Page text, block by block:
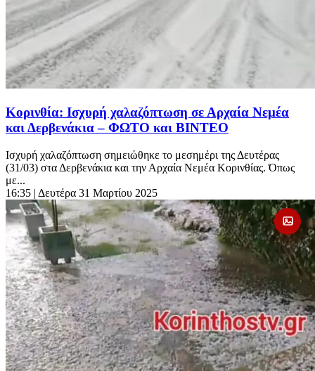
Κορινθία: Ισχυρή χαλαζόπτωση σε Αρχαία Νεμέα
και Δερβενάκια – ΦΩΤΟ και ΒΙΝΤΕΟ
Ισχυρή χαλαζόπτωση σημειώθηκε το μεσημέρι της Δευτέρας
(31/03) στα Δερβενάκια και την Αρχαία Νεμέα Κορινθίας. Όπως
με...
16:35 | Δευτέρα 31 Μαρτίου 2025